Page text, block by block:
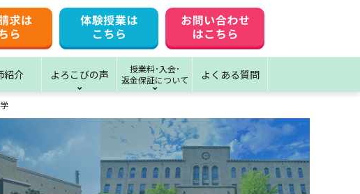
紹介 よろこびの声
授業料･入会･
返金保証について
よくある質問